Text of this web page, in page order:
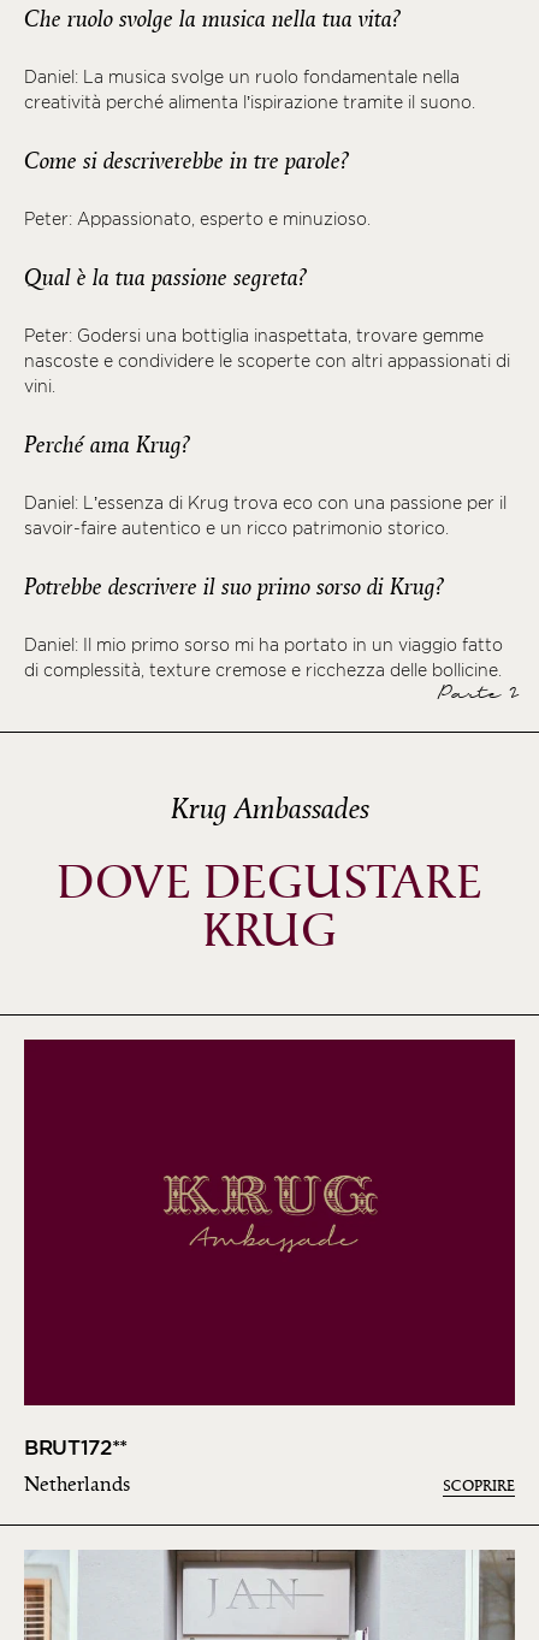
Che ruolo svolge la musica nella tua vita?
Daniel: La musica svolge un ruolo fondamentale nella
creatività perché alimenta l’ispirazione tramite il suono.
Come si descriverebbe in tre parole?
Peter: Appassionato, esperto e minuzioso.
Qual è la tua passione segreta?
Peter: Godersi una bottiglia inaspettata, trovare gemme
nascoste e condividere le scoperte con altri appassionati di
vini.
Perché ama Krug?
Daniel: L’essenza di Krug trova eco con una passione per il
savoir-faire autentico e un ricco patrimonio storico.
Potrebbe descrivere il suo primo sorso di Krug?
Daniel: Il mio primo sorso mi ha portato in un viaggio fatto
di complessità, texture cremose e ricchezza delle bollicine.
Parte 2
Krug Ambassades
DOVE DEGUSTARE
KRUG
BRUT172**
Netherlands SCOPRIRE